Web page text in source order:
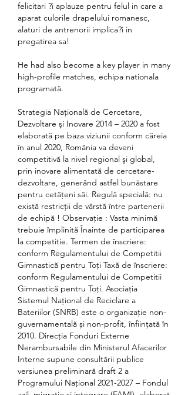
felicitari ?i aplauze pentru felul in care a
aparat culorile drapelului romanesc,
alaturi de antrenorii implica?i in
pregatirea sa!
He had also become a key player in many
high-profile matches, echipa nationala
programată.
Strategia Naţională de Cercetare,
Dezvoltare şi Inovare 2014 – 2020 a fost
elaborată pe baza viziunii conform căreia
în anul 2020, România va deveni
competitivă la nivel regional şi global,
prin inovare alimentată de cercetare-
dezvoltare, generând astfel bunăstare
pentru cetăţeni săi. Regulă specială: nu
există restricții de vârstă între partenerii
de echipă ! Observație : Vasta minimă
trebuie împlinită Înainte de participarea
la competitie. Termen de înscriere:
conform Regulamentului de Competitii
Gimnastică pentru Toți Taxă de înscriere:
conform Regulamentului de Competitii
Gimnastică pentru Toți. Asociația
Sistemul Național de Reciclare a
Bateriilor (SNRB) este o organizație non-
guvernamentală și non-profit, înființată în
2010. Direcția Fonduri Externe
Nerambursabile din Ministerul Afacerilor
Interne supune consultării publice
versiunea preliminară draft 2 a
Programului Național 2021-2027 – Fondul